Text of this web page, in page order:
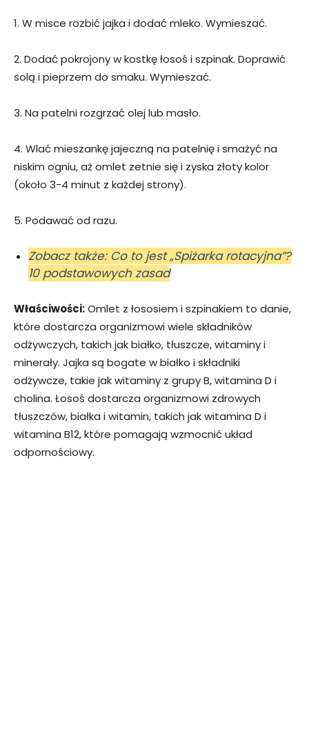
1. W misce rozbić jajka i dodać mleko. Wymieszać.
2. Dodać pokrojony w kostkę łosoś i szpinak. Doprawić
solą i pieprzem do smaku. Wymieszać.
3. Na patelni rozgrzać olej lub masło.
4. Wlać mieszankę jajeczną na patelnię i smażyć na
niskim ogniu, aż omlet zetnie się i zyska złoty kolor
(około 3-4 minut z każdej strony).
5. Podawać od razu.
Zobacz także: Co to jest „Spiżarka rotacyjna”?
10 podstawowych zasad
Właściwości:Omlet z łososiem i szpinakiem to danie,
które dostarcza organizmowi wiele składników
odżywczych, takich jak białko, tłuszcze, witaminy i
minerały. Jajka są bogate w białko i składniki
odżywcze, takie jak witaminy z grupy B, witamina D i
cholina. Łosoś dostarcza organizmowi zdrowych
tłuszczów, białka i witamin, takich jak witamina D i
witamina B12, które pomagają wzmocnić układ
odpornościowy.